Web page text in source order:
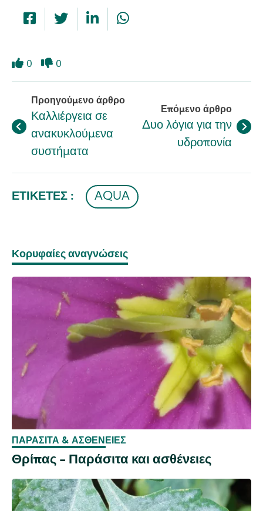
0 0
Προηγούμενο άρθρο
Καλλιέργεια σε
ανακυκλούμενα
συστήματα
Επόμενο άρθρο
Δυο λόγια για την
υδροπονία
ΕΤΙΚΈΤΕΣ : AQUA
Κορυφαίες αναγνώσεις
ΠΑΡΆΣΙΤΑ & ΑΣΘΈΝΕΙΕΣ
Θρίπας - Παράσιτα και ασθένειες